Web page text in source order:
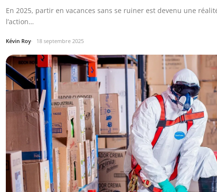
En 2025, partir en vacances sans se ruiner est devenu une
l’action…
Kévin Roy 18 septembre 2025